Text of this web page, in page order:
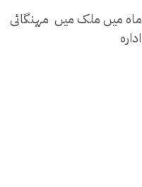
اسلام آباد ( وی او پی نیوز ) گذشتہ 2ماہ میں ملک میں مہنگائی